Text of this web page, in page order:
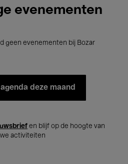
evenementen
geen evenementen bij Bozar
deze maand
en blijf op de hoogte van
activiteiten